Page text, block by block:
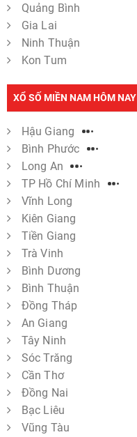
Quảng Bình
Gia Lai
Ninh Thuận
Kon Tum
XỔ SỐ MIỀN NAM HÔM NAY
Hậu Giang
Bình Phước
Long An
TP Hồ Chí Minh
Vĩnh Long
Kiên Giang
Tiền Giang
Trà Vinh
Bình Dương
Bình Thuận
Đồng Tháp
An Giang
Tây Ninh
Sóc Trăng
Cần Thơ
Đồng Nai
Bạc Liêu
Vũng Tàu